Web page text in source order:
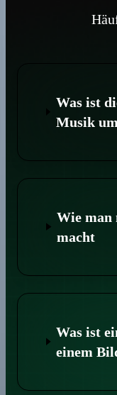
Was ist
Musik
Wie man
macht
Was ist
einem